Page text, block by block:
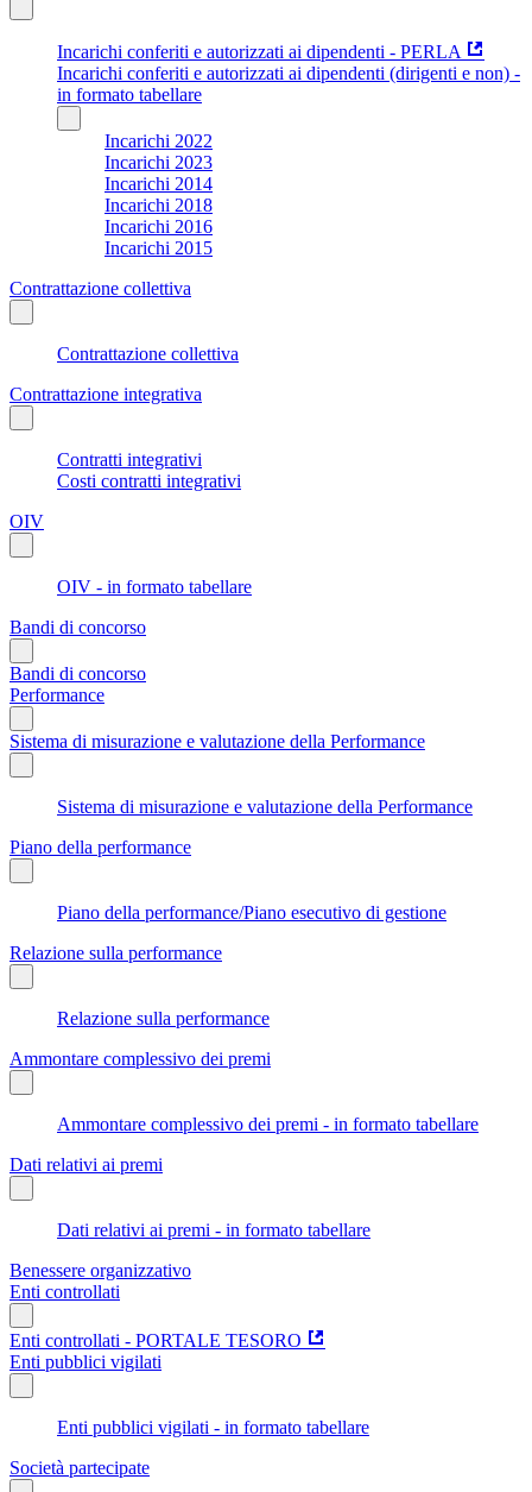
Incarichi conferiti e autorizzati ai dipendenti - PERLA
Incarichi conferiti e autorizzati ai dipendenti (dirigenti e non) -
in formato tabellare
Incarichi 2022
Incarichi 2023
Incarichi 2014
Incarichi 2018
Incarichi 2016
Incarichi 2015
Contrattazione collettiva
Contrattazione collettiva
Contrattazione integrativa
Contratti integrativi
Costi contratti integrativi
OIV
OIV - in formato tabellare
Bandi di concorso
Bandi di concorso
Performance
Sistema di misurazione e valutazione della Performance
Sistema di misurazione e valutazione della Performance
Piano della performance
Piano della performance/Piano esecutivo di gestione
Relazione sulla performance
Relazione sulla performance
Ammontare complessivo dei premi
Ammontare complessivo dei premi - in formato tabellare
Dati relativi ai premi
Dati relativi ai premi - in formato tabellare
Benessere organizzativo
Enti controllati
Enti controllati - PORTALE TESORO
Enti pubblici vigilati
Enti pubblici vigilati - in formato tabellare
Società partecipate